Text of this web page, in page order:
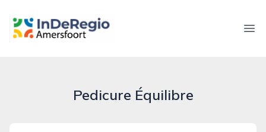
inderegioamersfoort.nl
Pedicure Équilibre